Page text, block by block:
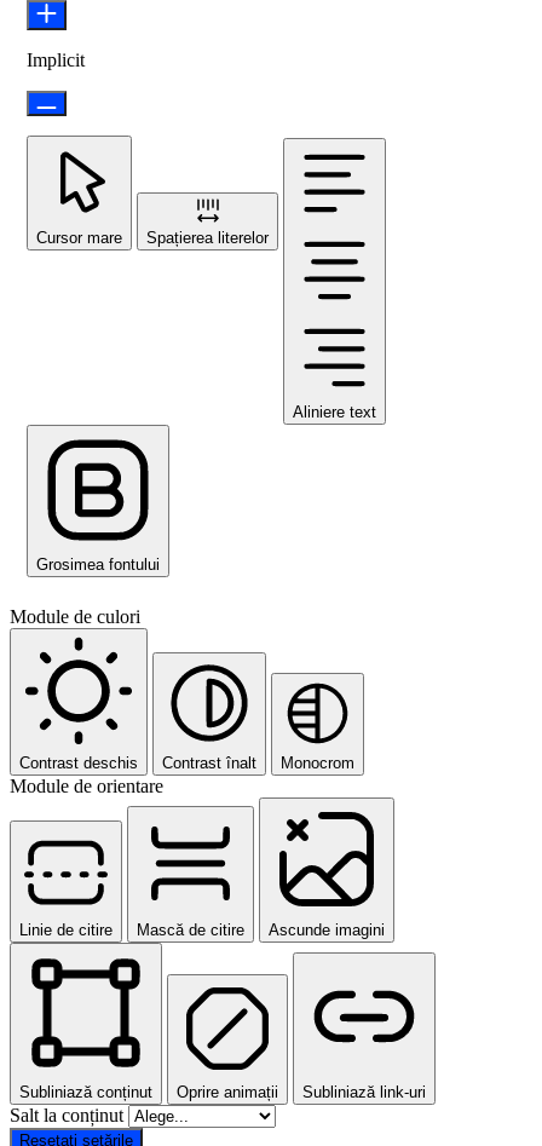
Implicit
Cursor mare Spațierea literelor
Aliniere text
Grosimea fontului
Module de culori
Contrast deschis Contrast înalt Monocrom
Module de orientare
Linie de citire Mască de citire Ascunde imagini
Subliniază conținut Oprire animații Subliniază link-uri
Salt la conținut
Resetați setările